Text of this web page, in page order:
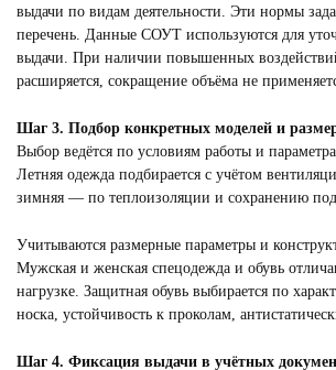
выдачи по видам деятельности. Эти нормы
перечень. Данные СОУТ используются для
выдачи. При наличии повышенных
расширяется, сокращение объёма не
Шаг 3. Подбор конкретных моделей и
Выбор ведётся по условиям работы и
Летняя одежда подбирается с учётом
зимняя — по теплоизоляции и сохранению
Учитываются размерные параметры и
Мужская и женская спецодежда и обувь
нагрузке. Защитная обувь выбирается по
носка, устойчивость к проколам,
Шаг 4. Фиксация выдачи в учётных